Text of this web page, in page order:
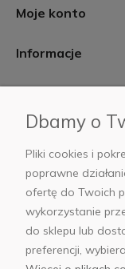
Moje konto
Informacje
AB Foto
Dbamy o
Pliki cookies i
poprawne
ofertę do Twoich
wykorzystanie
do sklepu lub
preferencji,